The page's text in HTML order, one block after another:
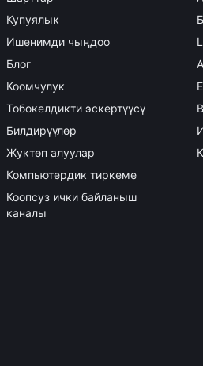
Купуялык
Ишенимди чыңдоо
Блог
Коомчулук
Тобокелдикти эскертүүсү
Билдирүүлөр
Жуктөп алуулар
Компьютердик тиркеме
Коопсуз ички байланыш
каналы